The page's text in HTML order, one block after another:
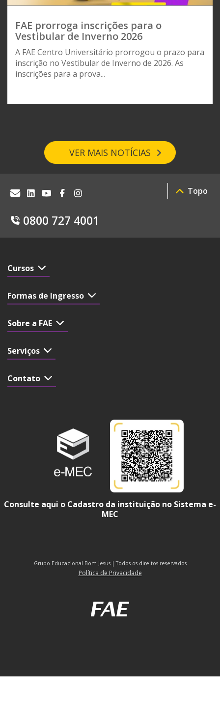
FAE prorroga inscrições para o
Vestibular de Inverno 2026
A FAE Centro Universitário prorrogou o prazo para
inscrição no Vestibular de Inverno de 2026. As
inscrições para a prova...
VER MAIS NOTÍCIAS
0800 727 4001
Topo
Cursos
Formas de Ingresso
Sobre a FAE
Serviços
Contato
Consulte aqui o Cadastro da instituição no Sistema e-
MEC
Grupo Educacional Bom Jesus | Todos os direitos reservados
Política de Privacidade